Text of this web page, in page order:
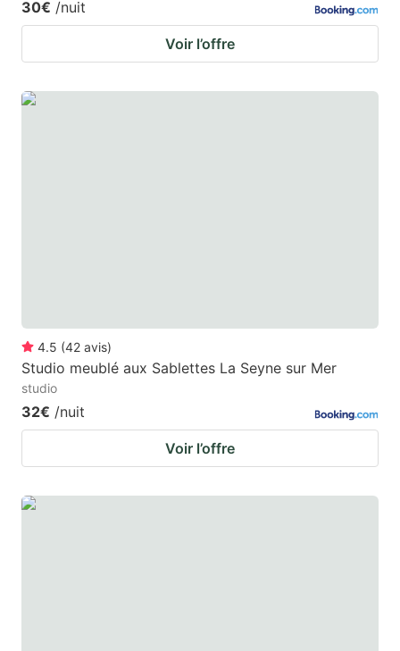
30€ /nuit
Voir l’offre
4.5 (42 avis)
Studio meublé aux Sablettes La Seyne sur Mer
studio
32€ /nuit
Voir l’offre